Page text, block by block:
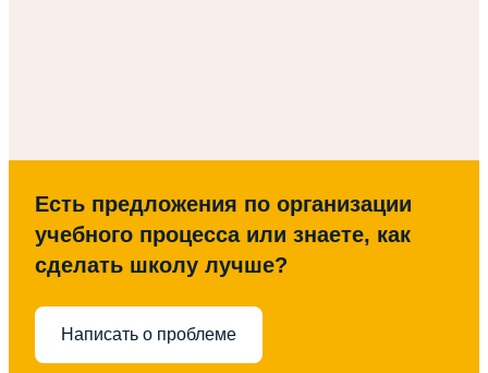
Есть предложения по организации
учебного процесса или знаете, как
сделать школу лучше?
Написать о проблеме